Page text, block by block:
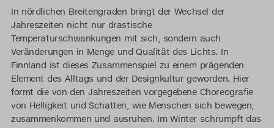
In nördlichen Breitengraden bringt der Wechsel der
Jahreszeiten nicht nur drastische
Temperaturschwankungen mit sich, sondern auch
Veränderungen in Menge und Qualität des Lichts. In
Finnland ist dieses Zusammenspiel zu einem prägenden
Element des Alltags und der Designkultur geworden. Hier
formt die von den Jahreszeiten vorgegebene Choreografie
von Helligkeit und Schatten, wie Menschen sich bewegen,
zusammenkommen und ausruhen. Im Winter schrumpft das